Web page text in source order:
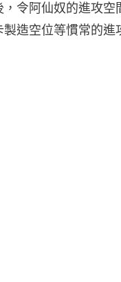
令阿仙奴的進攻
造空位等慣常的進